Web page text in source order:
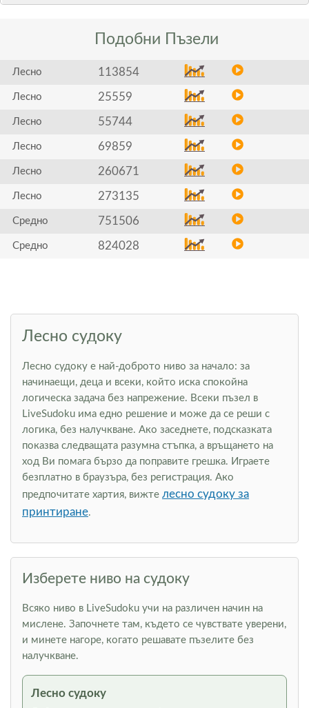
Подобни Пъзели
Лесно 113854
Лесно 25559
Лесно 55744
Лесно 69859
Лесно 260671
Лесно 273135
Средно 751506
Средно 824028
Лесно судоку
Лесно судоку е най-доброто ниво за начало: за
начинаещи, деца и всеки, който иска спокойна
логическа задача без напрежение. Всеки пъзел в
LiveSudoku има едно решение и може да се реши с
логика, без налучкване. Ако заседнете, подсказката
показва следващата разумна стъпка, а връщането на
ход Ви помага бързо да поправите грешка. Играете
безплатно в браузъра, без регистрация. Ако
предпочитате хартия, вижте лесно судоку за
принтиране.
Изберете ниво на судоку
Всяко ниво в LiveSudoku учи на различен начин на
мислене. Започнете там, където се чувствате уверени,
и минете нагоре, когато решавате пъзелите без
налучкване.
Лесно судоку